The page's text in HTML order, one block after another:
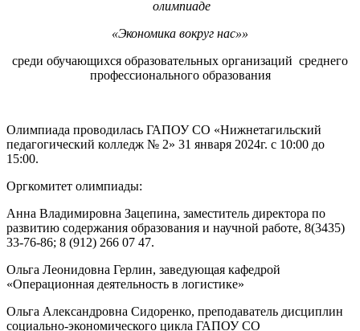
олимпиаде
«Экономика вокруг нас»»
среди обучающихся образовательных организаций среднего
профессионального образования
Олимпиада проводилась ГАПОУ СО «Нижнетагильский
педагогический колледж № 2» 31 января 2024г. с 10:00 до
15:00.
Оргкомитет олимпиады:
Анна Владимировна Зацепина, заместитель директора по
развитию содержания образования и научной работе, 8(3435)
33-76-86; 8 (912) 266 07 47.
Ольга Леонидовна Герлин, заведующая кафедрой
«Операционная деятельность в логистике»
Ольга Александровна Сидоренко, преподаватель дисциплин
социально-экономического цикла ГАПОУ СО